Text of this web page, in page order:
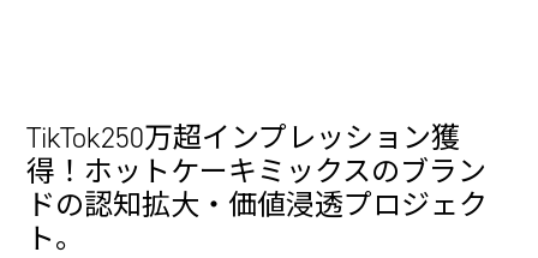
TikTok250万超インプレッション獲
得！ホットケーキミックスのブラン
ドの認知拡大・価値浸透プロジェク
ト。